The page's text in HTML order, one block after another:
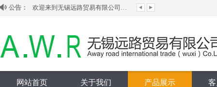
公告： 欢迎来到无锡远路贸易有限公司网站！
代理销售韩国HANSUN旗下S-LOK管阀件...
本公司为台湾ASIANTOOL水银滑环大陆授...
网站首页 关于我们 产品展示